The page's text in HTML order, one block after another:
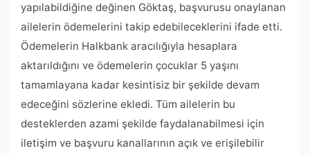
yapılabildiğine değinen Göktaş, başvurusu onaylanan
ailelerin ödemelerini takip edebileceklerini ifade etti.
Ödemelerin Halkbank aracılığıyla hesaplara
aktarıldığını ve ödemelerin çocuklar 5 yaşını
tamamlayana kadar kesintisiz bir şekilde devam
edeceğini sözlerine ekledi. Tüm ailelerin bu
desteklerden azami şekilde faydalanabilmesi için
iletişim ve başvuru kanallarının açık ve erişilebilir